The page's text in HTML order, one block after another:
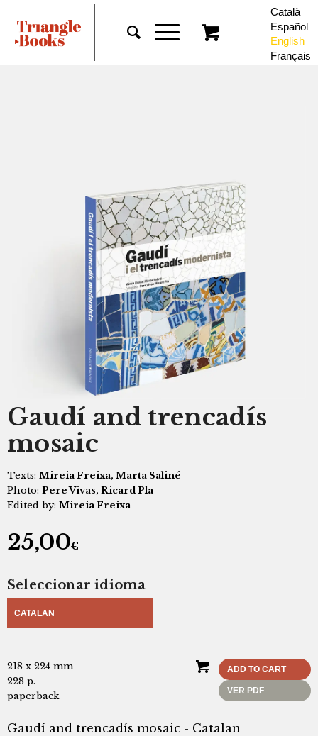
Català
Español
English
Français
Gaudí and trencadís
mosaic
Texts: Mireia Freixa, Marta Saliné
Photo: Pere Vivas, Ricard Pla
Edited by: Mireia Freixa
25,00€
Seleccionar idioma
CATALAN
218 x 224 mm
228 p.
paperback
ADD TO CART
VER PDF
Gaudí and trencadís mosaic - Catalan